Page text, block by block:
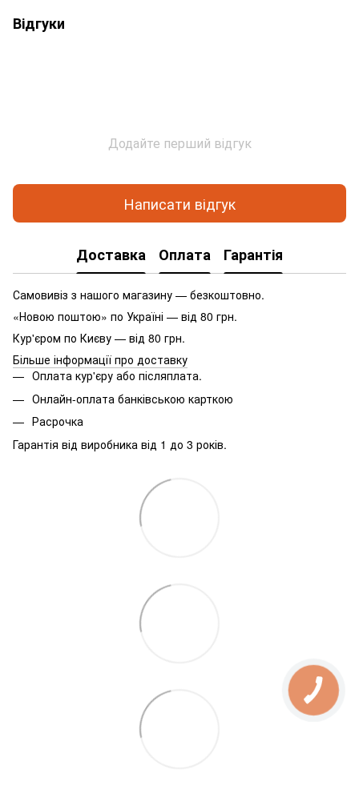
Відгуки
Додайте перший відгук
Написати відгук
Доставка Оплата Гарантія
Самовивіз з нашого магазину — безкоштовно.
«Новою поштою» по Україні — від 80 грн.
Кур'єром по Києву — від 80 грн.
Більше інформації про доставку
Оплата кур'єру або післяплата.
Онлайн-оплата банківською карткою
Расрочка
Гарантія від виробника від 1 до 3 років.